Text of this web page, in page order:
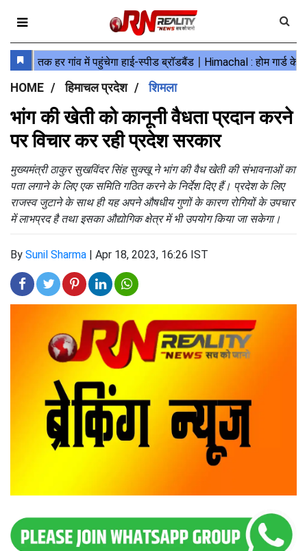
HOME हिमाचल प्रदेश शिमला
भांग की खेती को कानूनी वैधता प्रदान करने
पर विचार कर रही प्रदेश सरकार
मुख्यमंत्री ठाकुर सुखविंदर सिंह सुक्खू ने भांग की वैध खेती की संभावनाओं का
पता लगाने के लिए एक समिति गठित करने के निर्देश दिए हैं। प्रदेश के लिए
राजस्व जुटाने के साथ ही यह अपने औषधीय गुणों के कारण रोगियों के उपचार
में लाभप्रद है तथा इसका औद्योगिक क्षेत्र में भी उपयोग किया जा सकेगा।
By Sunil Sharma | Apr 18, 2023, 16:26 IST